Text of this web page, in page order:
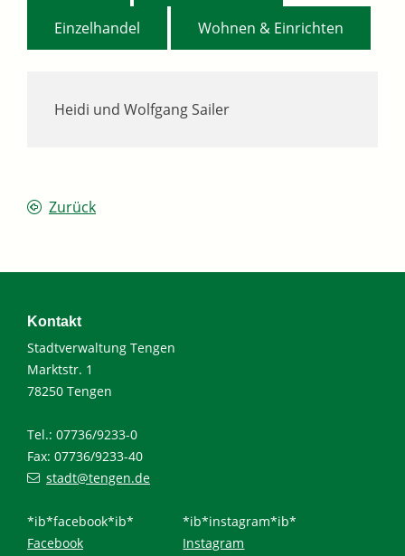
Heidi und WolfgangSailer
Einzelhandel Wohnen & Einrichten
Zurück
Kontakt
Stadtverwaltung Tengen
Marktstr. 1
78250 Tengen
Tel.: 07736/9233-0
Fax: 07736/9233-40
stadt@tengen.de
*ib*facebook*ib*
Facebook
*ib*instagram*ib*
Instagram